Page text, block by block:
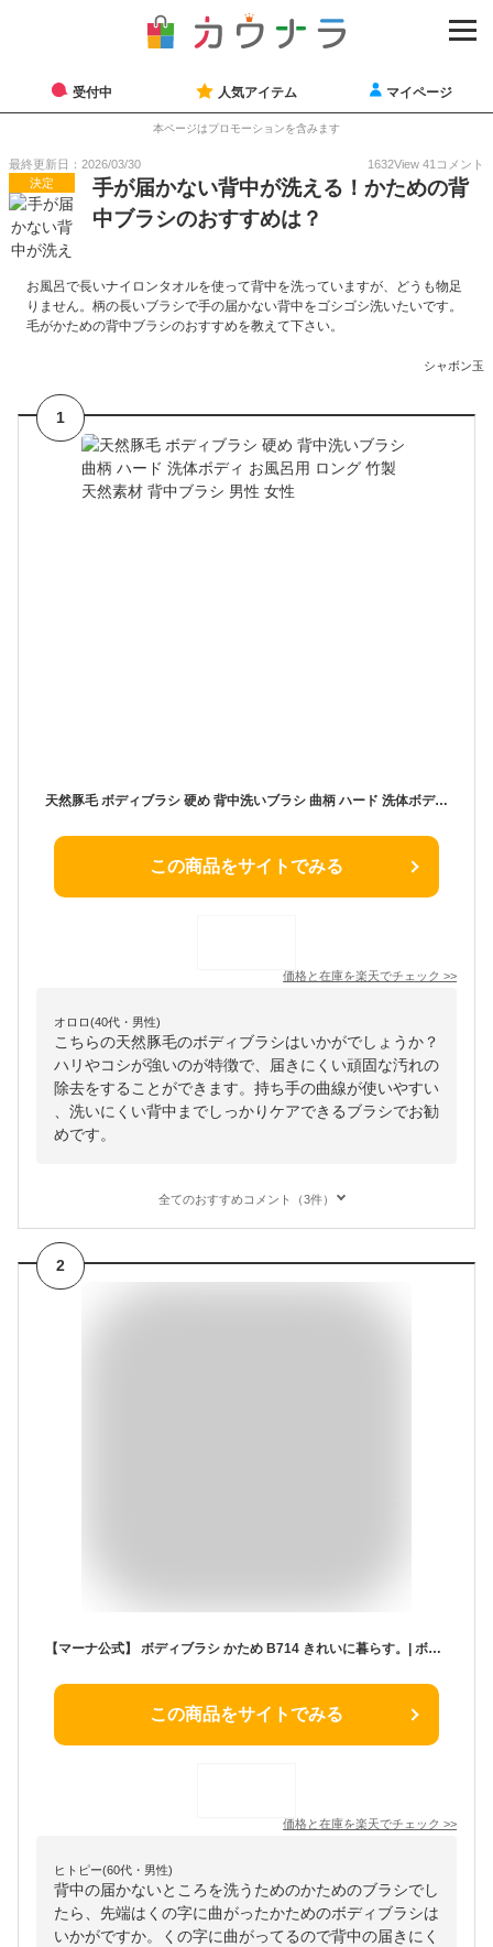
受付中 人気アイテム マイページ
本ページはプロモーションを含みます
最終更新日：2026/03/30 1632View 41 コメント
決定
手が届かない背中が洗える！かための背
中ブラシのおすすめは？
お風呂で長いナイロンタオルを使って背中を洗っていますが、どうも物足
りません。柄の長いブラシで手の届かない背中をゴシゴシ洗いたいです。
毛がかための背中ブラシのおすすめを教えて下さい。
シャボン玉
1
天然豚毛 ボディブラシ 硬め 背中洗いブラシ 曲柄 ハード 洗体ボディ お風呂用 ロング 竹製 天然素材 背中ブラシ 男性 女性
この商品をサイトでみる
価格と在庫を楽天でチェック >>
オロロ(40代・男性)
こちらの天然豚毛のボディブラシはいかがでしょうか？
ハリやコシが強いのが特徴で、届きにくい頑固な汚れの
除去をすることができます。持ち手の曲線が使いやすい
、洗いにくい背中までしっかりケアできるブラシでお勧
めです。
全てのおすすめコメント（3件）
2
【マーナ公式】 ボディブラシ かため B714 きれいに暮らす。| ボディーブラシ 背中ブラシ ニキビ 硬め 抗菌 柄付き からだ洗い シンプル ホワイト おしゃれ ソフト ボディケア ボディーケア マッサージ お風呂 あかすり バス 浴室 バス用品 背中洗い
この商品をサイトでみる
価格と在庫を楽天でチェック >>
ヒトピー(60代・男性)
背中の届かないところを洗うためのかためのブラシでし
たら、先端はくの字に曲がったかためのボディブラシは
いかがですか。くの字に曲がってるので背中の届きにく